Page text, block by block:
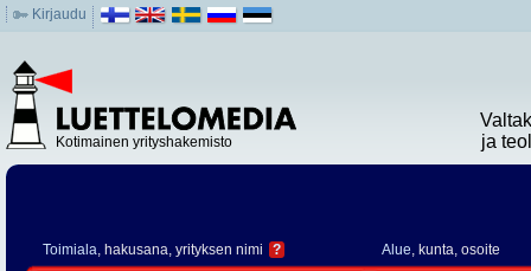
Kirjaudu
Kotimainen yrityshakemisto
ja
Toimiala, hakusana, yrityksen nimi ? Alue, kunta, osoite